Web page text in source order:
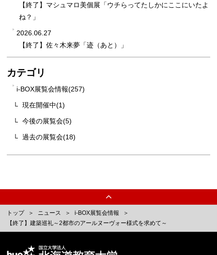
【終了】マシュマロ美個展「ウチらってたしかにここにいたよ
ね？」
2026.06.27
【終了】佐々木来夢「迹（あと）」
カテゴリ
i-BOX展覧会情報(257)
現在開催中(1)
今後の展覧会(5)
過去の展覧会(18)
トップ ニュース
i-BOX展覧会情報
【終了】建築巡礼～2都市のアールヌーヴォー様式を求めて～